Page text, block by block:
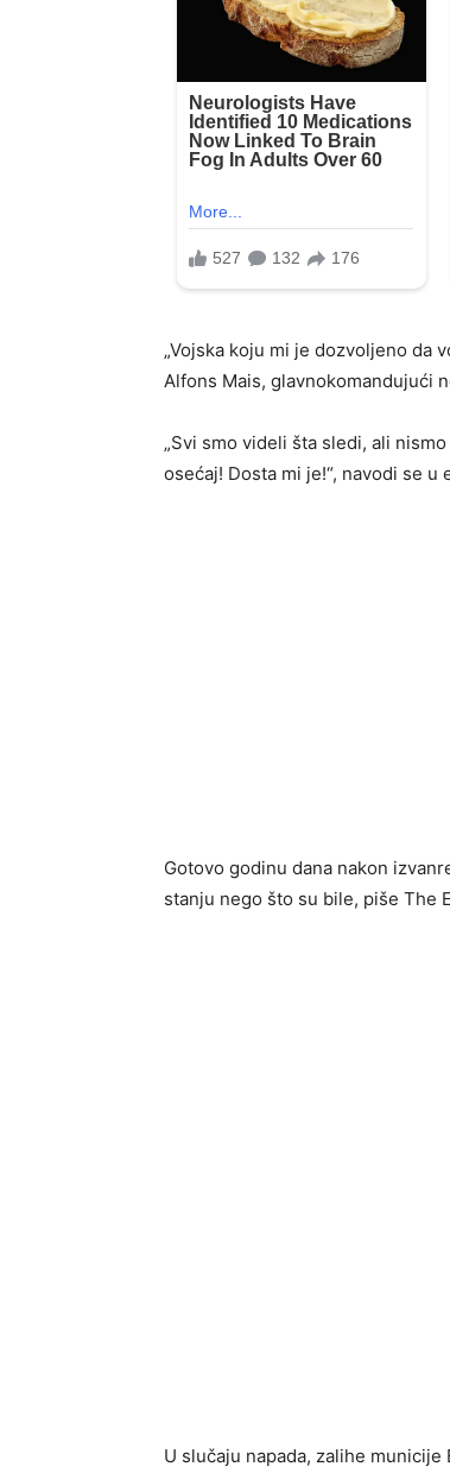
„Vojska koju mi je dozvoljeno da
Alfons Mais, glavnokomandujući
„Svi smo videli šta sledi, ali
osećaj! Dosta mi je!“, navodi se u
Gotovo godinu dana nakon
stanju nego što su bile, piše The
U slučaju napada, zalihe